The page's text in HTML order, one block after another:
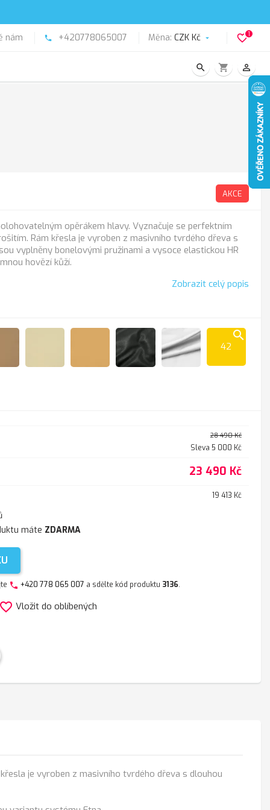
nám phone +420778065007 Měna: CZK Kč  favorite_border1
search shopping_cart person_outline
AKCE
opěrákem hlavy. Vyznačuje se perfektním
Rám křesla je vyroben z masivního tvrdého dřeva s
vyplněny bonelovými pružinami a vysoce elastickou HR
hovězí kůží.
Zobrazit celý popis
search
42
28 490 Kč
Sleva 5 000 Kč
23 490 Kč
19 413 Kč
máte ZDARMA
phone +420 778 065 007 a sdělte kód produktu 3136.
favorite_border Vložit do oblíbených
je vyroben z masivního tvrdého dřeva s dlouhou